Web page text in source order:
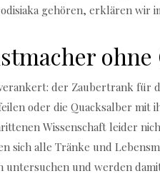
gehören, erklären wir
ohne
der Zaubertrank für
oder die Quacksalber mit
Wissenschaft leider
sich alle Tränke und
untersuchen und werden